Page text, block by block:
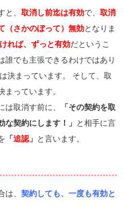
と、 取消し前迄は有効で、 取消
（さかのぼって）無効となりま
れば、ずっと有効だというこ
誰でも主張できるわけではあり
決まっています。 そして、取
まっています。
は取消す前に、
「その契約を取
な契約にします！」
と相手に言
「 追認 」 と言います。
は、 契約しても、一度も有効と